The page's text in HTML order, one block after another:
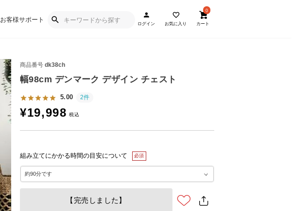
お客様サポート
ログイン お気に入り
0
カート
商品番号 dk38ch
幅98cm デンマーク デザイン チェスト
5.00 2件
¥19,998
組み立てにかかる時間の目安について
【完売しました】